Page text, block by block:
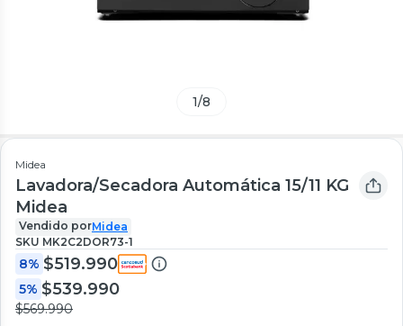
1/8
Midea
Lavadora/Secadora Automática 15/11 KG
Midea
Vendido porMidea
SKU MK2C2DOR73-1
8% $519.990
5% $539.990
$569.990